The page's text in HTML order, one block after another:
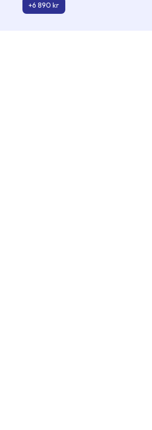
+6 890 kr